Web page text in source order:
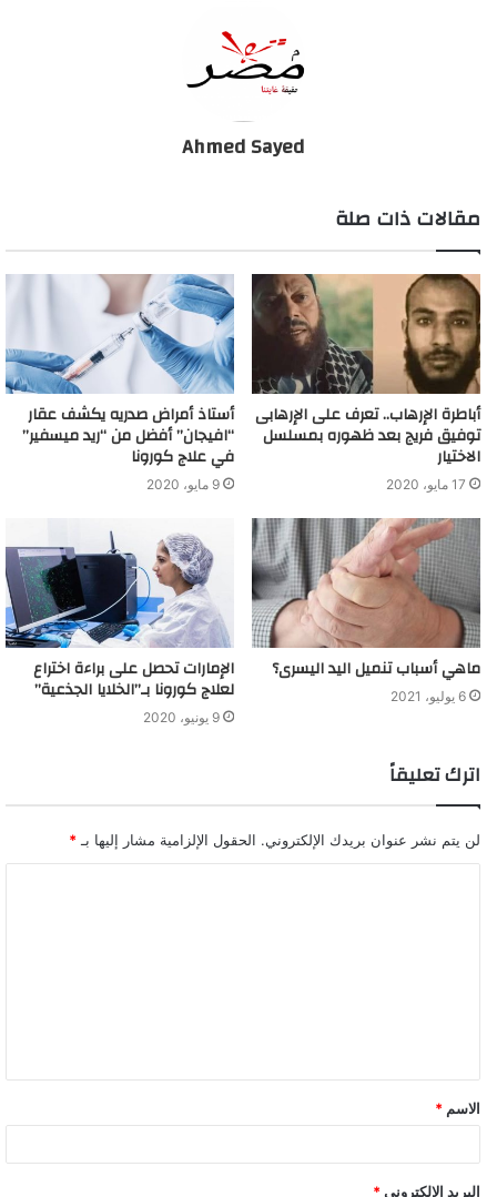
في العالم هتتغير، حياة جديدة هتظهر، واللي كان بيتقبل مش هيتقبل،
وأنظمة دول كبيرة جدا هتتغير وهنشوف عالم تانى خالص، وهذا الحدث
Ahmed Sayed
مقالات ذات صلة
أباطرة الإرهاب.. تعرف على الإرهابى
توفيق فريج بعد ظهوره بمسلسل
الاختيار
17 مايو، 2020
أستاذ أمراض صدريه يكشف عقار
“افيجان” أفضل من “ريد ميسفير”
في علاج كورونا
9 مايو، 2020
ماهي أسباب تنميل اليد اليسرى؟
6 يوليو، 2021
الإمارات تحصل على براءة اختراع
لعلاج كورونا بـ”الخلايا الجذعية”
9 يونيو، 2020
اترك تعليقاً
لن يتم نشر عنوان بريدك الإلكتروني. الحقول الإلزامية مشار إليها بـ *
الاسم *
البريد الإلكتروني *